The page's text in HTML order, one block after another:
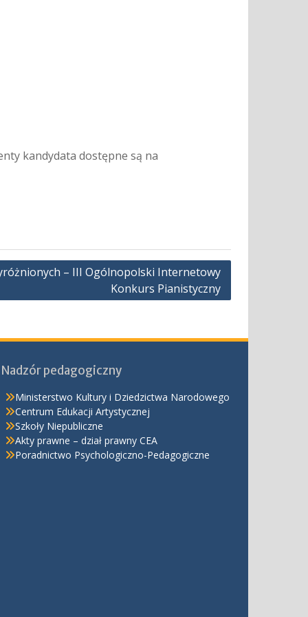
kandydata dostępne są na
– III Ogólnopolski Internetowy
Konkurs Pianistyczny
Nadzór pedagogiczny
Ministerstwo Kultury i Dziedzictwa Narodowego
Centrum Edukacji Artystycznej
Szkoły Niepubliczne
Akty prawne – dział prawny CEA
Poradnictwo Psychologiczno-Pedagogiczne